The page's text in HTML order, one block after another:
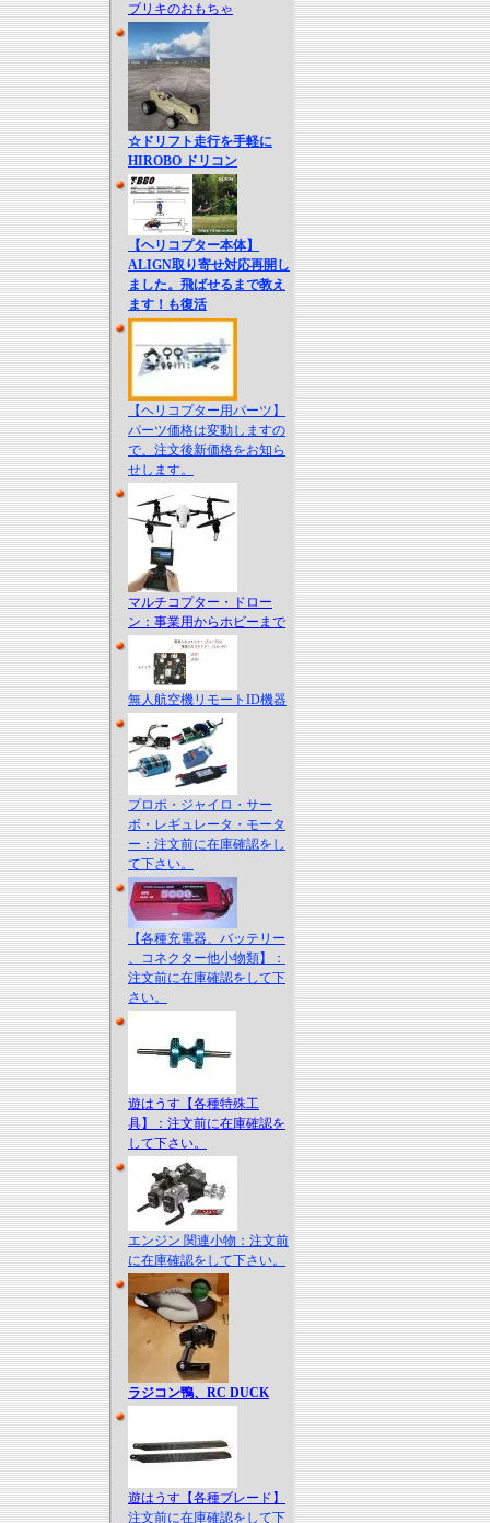
ブリキのおもちゃ
☆ドリフト走行を手軽に
HIROBO ドリコン
【ヘリコプター本体】
ALIGN取り寄せ対応再開し
ました。飛ばせるまで教え
ます！も復活
【ヘリコプター用パーツ】
パーツ価格は変動しますの
で、注文後新価格をお知ら
せします。
マルチコプター・ドロー
ン：事業用からホビーまで
無人航空機リモートID機器
プロポ・ジャイロ・サー
ボ・レギュレータ・モータ
ー：注文前に在庫確認をし
て下さい。
【各種充電器、バッテリー
、コネクター他小物類】：
注文前に在庫確認をして下
さい。
遊はうす【各種特殊工
具】：注文前に在庫確認を
して下さい。
エンジン 関連小物：注文前
に在庫確認をして下さい。
ラジコン鴨、RC DUCK
遊はうす【各種ブレード】
注文前に在庫確認をして下